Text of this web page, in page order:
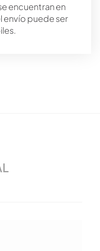
encuentran en
envío puede ser